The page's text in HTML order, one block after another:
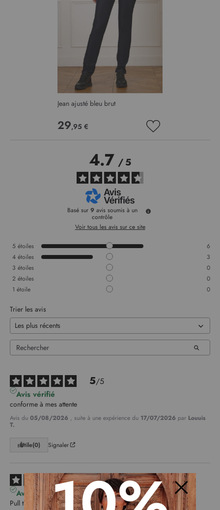
Jean ajusté bleu brut
29,95 €
4.7/5
Basé sur 9 avis soumis à un
contrôle
Voir tous les avis sur ce site
5 étoiles
6
4 étoiles
3
3 étoiles
0
2 étoiles
0
1 étoile 0
Trier les avis
5/5
Avis vérifié
conforme à mes attente
Avis du 05/08/2026 , suite à une expérience du 17/07/2026 par Louuis
T.
Utile(0) Signaler
5/5
Avis vérifié
Pull très doux Fermer